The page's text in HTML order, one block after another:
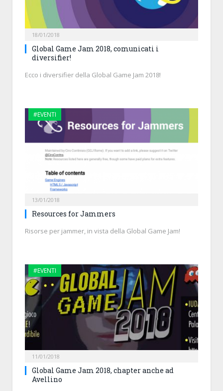
18/01/2018
Global Game Jam 2018, comunicati i
diversifier!
Ecco i diversifier della Global Game Jam 2018!
#EVENTI
13/01/2018
Resources for Jammers
Risorse per jammer, in vista della Global Game Jam!
#EVENTI
11/01/2018
Global Game Jam 2018, chapter anche ad
Avellino